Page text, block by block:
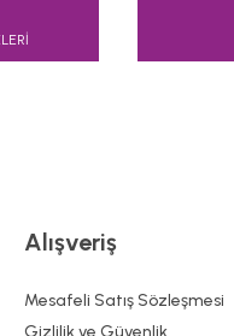
Alışveriş
Mesafeli Satış Sözleşmesi
Gizlilik ve Güvenlik